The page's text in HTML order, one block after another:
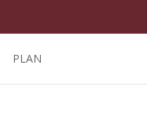
PLAN